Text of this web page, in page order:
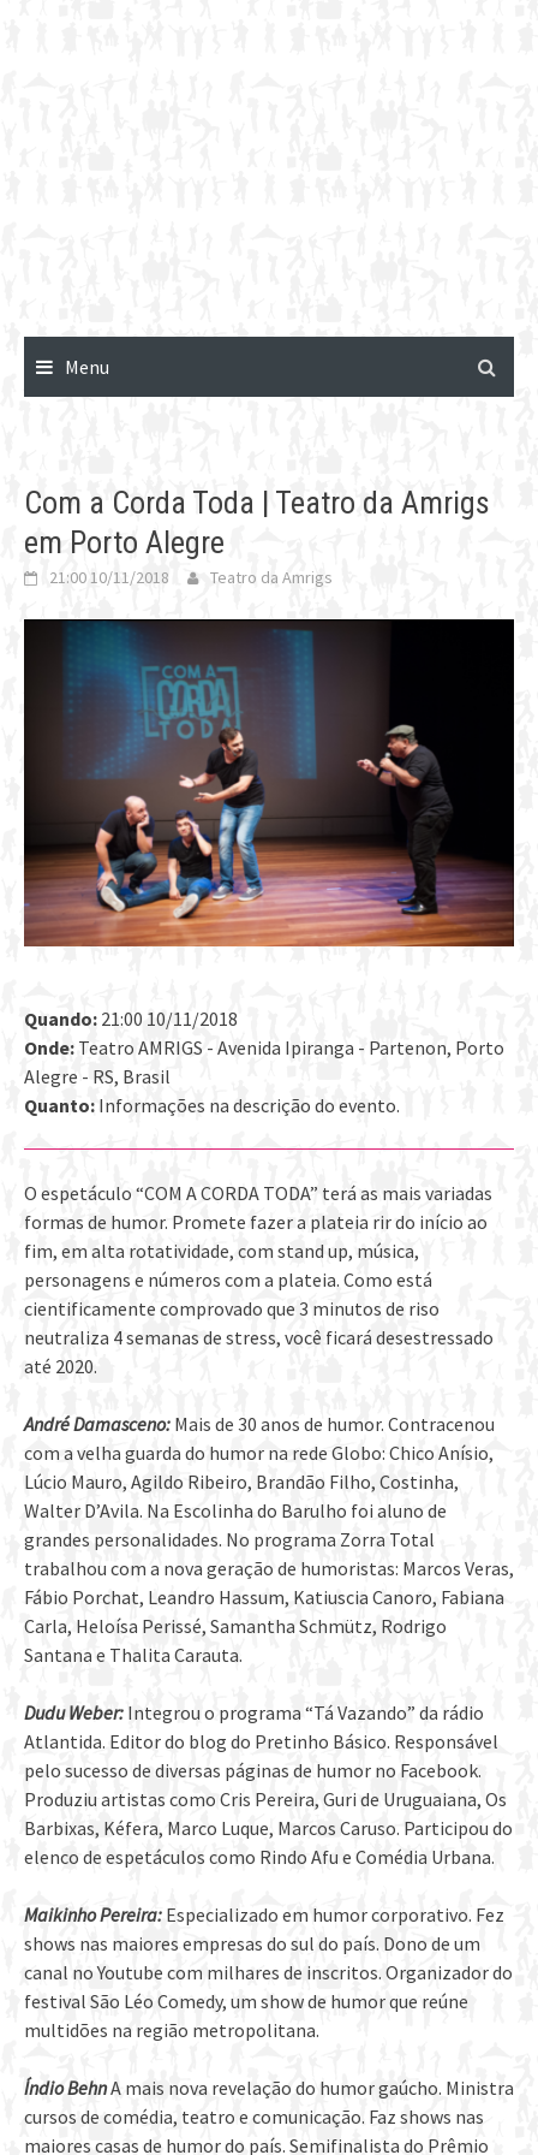
Menu
Com a Corda Toda | Teatro da Amrigs
em Porto Alegre
21:00 10/11/2018 Teatro da Amrigs
Quando: 21:00 10/11/2018
Onde: Teatro AMRIGS - Avenida Ipiranga - Partenon, Porto
Alegre - RS, Brasil
Quanto: Informações na descrição do evento.
O espetáculo “COM A CORDA TODA” terá as mais variadas
formas de humor. Promete fazer a plateia rir do início ao
fim, em alta rotatividade, com stand up, música,
personagens e números com a plateia. Como está
cientificamente comprovado que 3 minutos de riso
neutraliza 4 semanas de stress, você ficará desestressado
até 2020.
André Damasceno: Mais de 30 anos de humor. Contracenou
com a velha guarda do humor na rede Globo: Chico Anísio,
Lúcio Mauro, Agildo Ribeiro, Brandão Filho, Costinha,
Walter D’Avila. Na Escolinha do Barulho foi aluno de
grandes personalidades. No programa Zorra Total
trabalhou com a nova geração de humoristas: Marcos Veras,
Fábio Porchat, Leandro Hassum, Katiuscia Canoro, Fabiana
Carla, Heloísa Perissé, Samantha Schmütz, Rodrigo
Santana e Thalita Carauta.
Dudu Weber: Integrou o programa “Tá Vazando” da rádio
Atlantida. Editor do blog do Pretinho Básico. Responsável
pelo sucesso de diversas páginas de humor no Facebook.
Produziu artistas como Cris Pereira, Guri de Uruguaiana, Os
Barbixas, Kéfera, Marco Luque, Marcos Caruso. Participou do
elenco de espetáculos como Rindo Afu e Comédia Urbana.
Maikinho Pereira: Especializado em humor corporativo. Fez
shows nas maiores empresas do sul do país. Dono de um
canal no Youtube com milhares de inscritos. Organizador do
festival São Léo Comedy, um show de humor que reúne
multidões na região metropolitana.
Índio BehnA mais nova revelação do humor gaúcho. Ministra
cursos de comédia, teatro e comunicação. Faz shows nas
maiores casas de humor do país. Semifinalista do Prêmio